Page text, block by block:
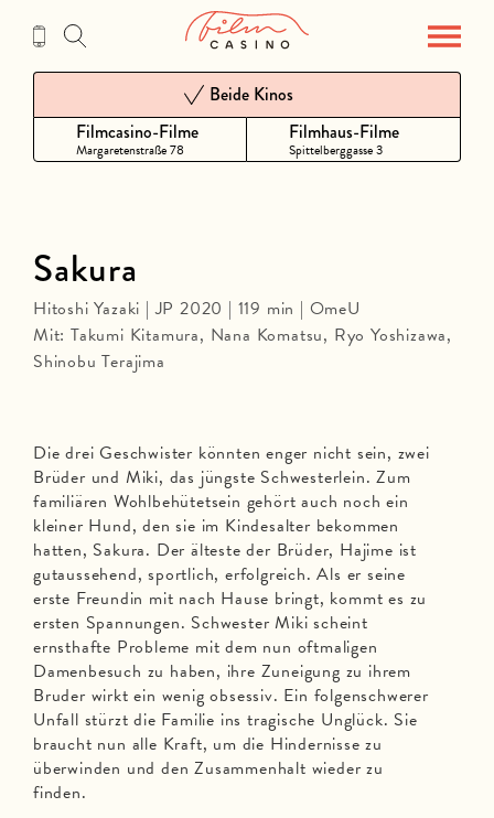
Inhalt
Filmcasino-Filme
Margaretenstraße 78
Beide Kinos
Filmhaus-Filme
Spittelberggasse 3
Die drei Geschwister könnten enger nicht sein, zwei
Brüder und Miki, das jüngste Schwesterlein. Zum
familiären Wohlbehütetsein gehört auch noch ein
kleiner Hund, den sie im Kindesalter bekommen
hatten, Sakura. Der älteste der Brüder, Hajime ist
gutaussehend, sportlich, erfolgreich. Als er seine
erste Freundin mit nach Hause bringt, kommt es zu
ersten Spannungen. Schwester Miki scheint
ernsthafte Probleme mit dem nun oftmaligen
Damenbesuch zu haben, ihre Zuneigung zu ihrem
Bruder wirkt ein wenig obsessiv. Ein folgenschwerer
Unfall stürzt die Familie ins tragische Unglück. Sie
braucht nun alle Kraft, um die Hindernisse zu
überwinden und den Zusammenhalt wieder zu
finden.
Sakura
Hitoshi Yazaki | JP 2020 | 119 min | OmeU
Mit: Takumi Kitamura, Nana Komatsu, Ryo Yoshizawa,
Shinobu Terajima